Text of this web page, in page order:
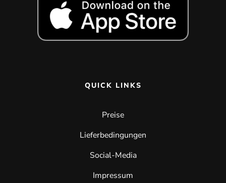
QUICK LINKS
Preise
Lieferbedingungen
Social-Media
Impressum